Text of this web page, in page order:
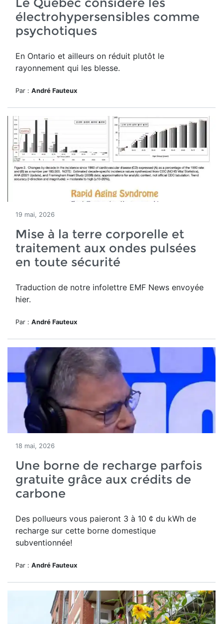
électrohypersensibles comme
psychotiques
En Ontario et ailleurs on réduit plutôt le
rayonnement qui les blesse.
Par : André Fauteux
19 mai, 2026
Mise à la terre corporelle et
traitement aux ondes pulsées
en toute sécurité
Traduction de notre infolettre EMF News envoyée
hier.
Par : André Fauteux
18 mai, 2026
Une borne de recharge parfois
gratuite grâce aux crédits de
carbone
Des pollueurs vous paieront 3 à 10 ¢ du kWh de
recharge sur cette borne domestique
subventionnée!
Par : André Fauteux